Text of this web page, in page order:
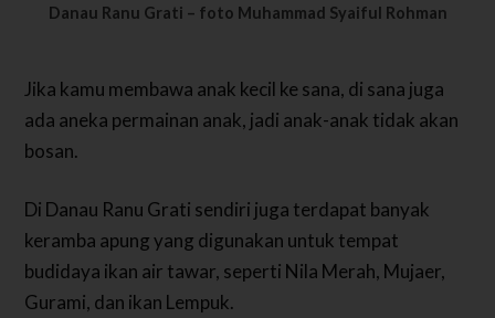
Danau Ranu Grati – foto Muhammad Syaiful Rohman
Jika kamu membawa anak kecil ke sana, di sana juga
ada aneka permainan anak, jadi anak-anak tidak akan
bosan.
Di Danau Ranu Grati sendiri juga terdapat banyak
keramba apung yang digunakan untuk tempat
budidaya ikan air tawar, seperti Nila Merah, Mujaer,
Gurami, dan ikan Lempuk.